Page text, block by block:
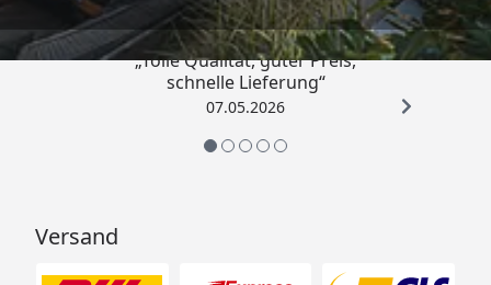
„Tolle Qualität, guter Preis,
schnelle Lieferung“
07.05.2026
Versand